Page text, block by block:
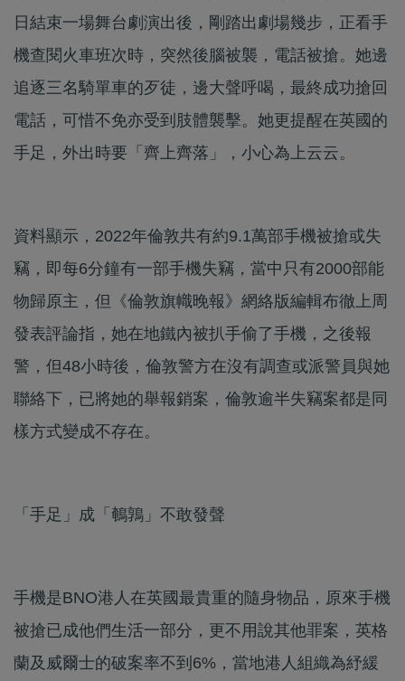
日結束一場舞台劇演出後，剛踏出劇場幾步，正看手
機查閱火車班次時，突然後腦被襲，電話被搶。她邊
追逐三名騎單車的歹徒，邊大聲呼喝，最終成功搶回
電話，可惜不免亦受到肢體襲擊。她更提醒在英國的
手足，外出時要「齊上齊落」，小心為上云云。
資料顯示，2022年倫敦共有約9.1萬部手機被搶或失
竊，即每6分鐘有一部手機失竊，當中只有2000部能
物歸原主，但《倫敦旗幟晚報》網絡版編輯布徹上周
發表評論指，她在地鐵內被扒手偷了手機，之後報
警，但48小時後，倫敦警方在沒有調查或派警員與她
聯絡下，已將她的舉報銷案，倫敦逾半失竊案都是同
樣方式變成不存在。
「手足」成「鵪鶉」不敢發聲
手機是BNO港人在英國最貴重的隨身物品，原來手機
被搶已成他們生活一部分，更不用說其他罪案，英格
蘭及威爾士的破案率不到6%，當地港人組織為紓緩